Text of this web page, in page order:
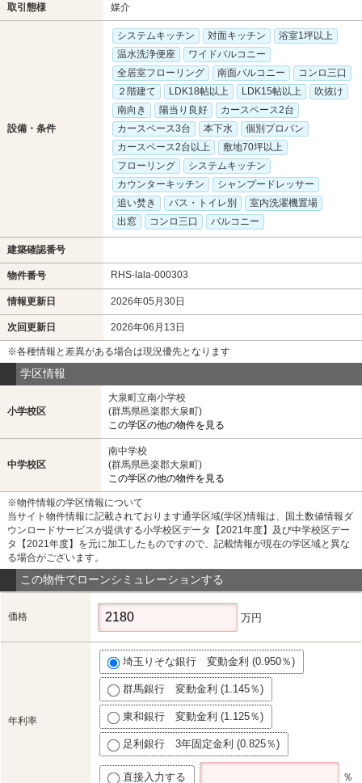
取引態様 媒介
設備・条件
システムキッチン 対面キッチン
浴室1坪以上
温水洗浄便座
ワイドバルコニー
全居室フローリング
南面バルコニー
コンロ三口
２階建て
LDK18帖以上 LDK15帖以上
吹抜け
南向き
陽当り良好
カースペース2台
カースペース3台
本下水
個別プロパン
カースペース2台以上
敷地70坪以上
フローリング
システムキッチン
カウンターキッチン
シャンプードレッサー
追い焚き
バス・トイレ別
室内洗濯機置場
出窓
コンロ三口 バルコニー
建築確認番号
物件番号 RHS-lala-000303
情報更新日 2026年05月30日
次回更新日 2026年06月13日
※各種情報と差異がある場合は現況優先となります
学区情報
小学校区
大泉町立南小学校
(群馬県邑楽郡大泉町)
この学区の他の物件を見る
中学校区
南中学校
(群馬県邑楽郡大泉町)
この学区の他の物件を見る
※物件情報の学区情報について
当サイト物件情報に記載されております通学区域(学区)情報は、国土数値情報ダ
ウンロードサービスが提供する小学校区データ【2021年度】及び中学校区デー
タ【2021年度】を元に加工したものですので、記載情報が現在の学区域と異な
る場合がございます。
この物件でローンシミュレーションする
価格 万円
年利率
埼玉りそな銀行 変動金利 (0.950％)
群馬銀行 変動金利 (1.145％)
東和銀行 変動金利 (1.125％)
足利銀行 3年固定金利 (0.825％)
直接入力する ％